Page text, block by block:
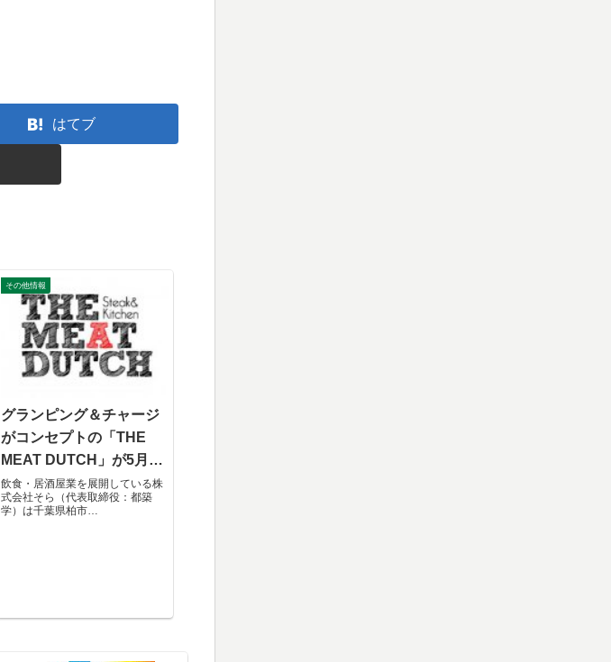
はてブ
その他情報
グランピング＆チャージ
がコンセプトの「THE
MEAT DUTCH」が5月27
日、KASHIWANOHA
T-SITEにオープン！！
飲食・居酒屋業を展開している株
式会社そら（代表取締役：都築
学）は千葉県柏市